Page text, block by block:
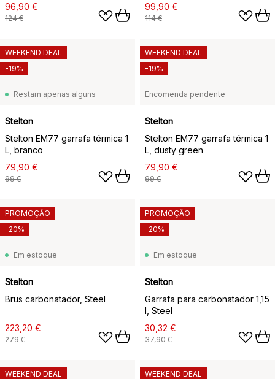
96,90 €
124 €
99,90 €
114 €
Restam apenas alguns
Stelton
Stelton EM77 garrafa térmica 1
L, branco
79,90 €
99 €
WEEKEND DEAL
-19%
Encomenda pendente
Stelton
Stelton EM77 garrafa térmica 1
L, dusty green
79,90 €
99 €
WEEKEND DEAL
-19%
Em estoque
Stelton
Brus carbonatador, Steel
223,20 €
279 €
PROMOÇÃO
-20%
Em estoque
Stelton
Garrafa para carbonatador 1,15
l, Steel
30,32 €
37,90 €
PROMOÇÃO
-20%
WEEKEND DEAL
WEEKEND DEAL